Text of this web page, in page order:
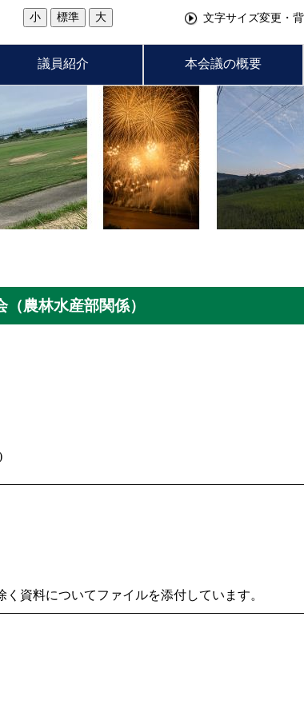
小 標準 大 文字サイズ変更・
議員紹介 本会議の概要
農林水産部関係）
資料についてファイルを添付しています。